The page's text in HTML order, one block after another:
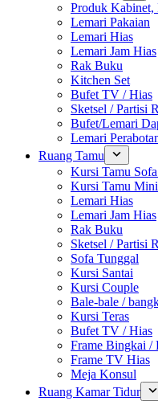
Produk Kabinet,
Lemari Pakaian
Lemari Hias
Lemari Jam Hias
Rak Buku
Kitchen Set
Bufet TV / Hias
Sketsel / Partisi
Bufet/Lemari
Lemari
Ruang Tamu
Kursi Tamu
Kursi Tamu
Lemari Hias
Lemari Jam Hias
Rak Buku
Sketsel / Partisi
Sofa Tunggal
Kursi Santai
Kursi Couple
Bale-bale /
Kursi Teras
Bufet TV / Hias
Frame Bingkai /
Frame TV Hias
Meja Konsul
Ruang Kamar Tidur